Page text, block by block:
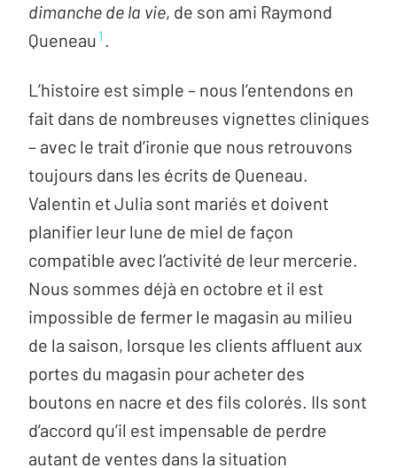
dimanche de la vie, de son ami Raymond
Queneau 1 .
L’histoire est simple – nous l’entendons en
fait dans de nombreuses vignettes cliniques
– avec le trait d’ironie que nous retrouvons
toujours dans les écrits de Queneau.
Valentin et Julia sont mariés et doivent
planifier leur lune de miel de façon
compatible avec l’activité de leur mercerie.
Nous sommes déjà en octobre et il est
impossible de fermer le magasin au milieu
de la saison, lorsque les clients affluent aux
portes du magasin pour acheter des
boutons en nacre et des fils colorés. Ils sont
d’accord qu’il est impensable de perdre
autant de ventes dans la situation